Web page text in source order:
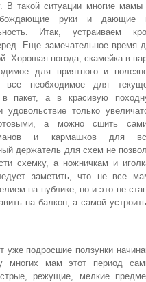
В такой ситуации многие мамы
руки и дающие
Итак, устраиваем
Еще замечательное время
Хорошая погода, скамейка в
для приятного и
все необходимое для
в пакет, а в красивую
только
а можно сшить
и кармашков для
держатель для схем не
схемку, а ножничкам и
заметить, что не все
на публике, но и это не
на балкон, а самой
уже подросшие ползунки
многих мам этот период
режущие, мелкие